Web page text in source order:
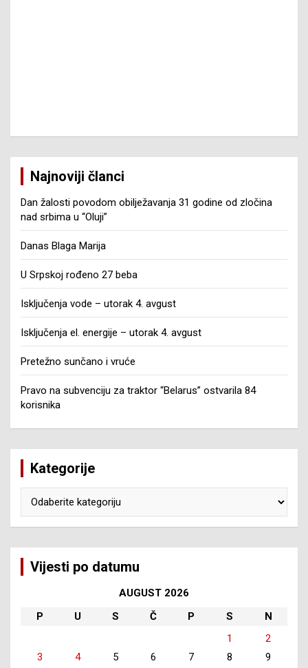
Najnoviji članci
Dan žalosti povodom obilježavanja 31 godine od zločina
nad srbima u “Oluji”
Danas Blaga Marija
U Srpskoj rođeno 27 beba
Isključenja vode – utorak 4. avgust
Isključenja el. energije – utorak 4. avgust
Pretežno sunčano i vruće
Pravo na subvenciju za traktor “Belarus” ostvarila 84
korisnika
Kategorije
Vijesti po datumu
AUGUST 2026
P
U S Č P S
N
1
2
3
4 5 6 7 8
9